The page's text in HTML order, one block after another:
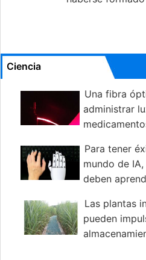
Ciencia
Una fibra
administrar
Para tener
mundo de
deben
Las plantas
pueden